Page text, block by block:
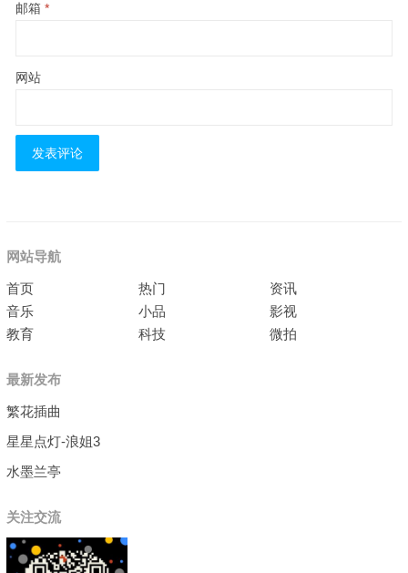
邮箱 *
网站
网站导航
首页 热门
资讯
音乐
小品
影视
教育
科技 微拍
最新发布
繁花插曲
星星点灯-浪姐3
水墨兰亭
关注交流